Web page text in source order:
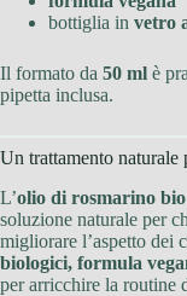
bottiglia in vetro
Il formato da 50 ml è
pipetta inclusa.
Un trattamento
L’olio di rosmarino
soluzione naturale per
migliorare l’aspetto dei
biologici, formula
per arricchire la routine